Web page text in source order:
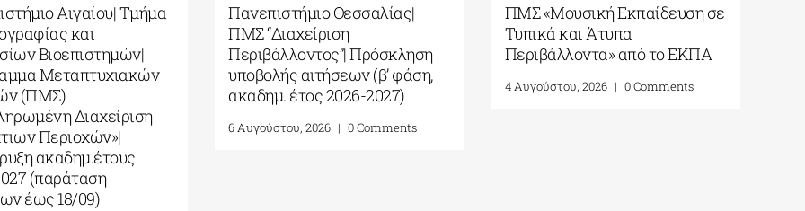
ΠΜΣ «Μουσική Εκπαίδευση σε
Τυπικά και Άτυπα
Περιβάλλοντα» από το ΕΚΠΑ
4 Αυγούστου, 2026 | 0 Comments
5ο Διεθνές Θερινό Σχολείο
Καβάλας από το Αnatolia
American University|
Γεωπολιτική, Συμφιλίωση και
Σχέσεις Καλής Γειτονίας στην
Αυγούστου 2026
Πανεπιστήμιο Αιγαίου| Τμήμα
Ωκεανογραφίας και
Θαλασσίων Βιοεπιστημών|
Σπουδών (ΠΜΣ)